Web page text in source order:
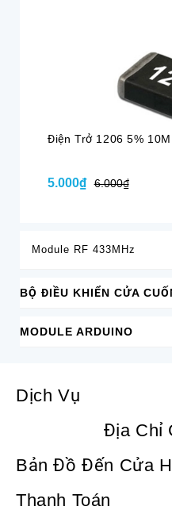
Điện Trở 1206 5%
5.000₫ 6.000₫
Module RF 433MHz
BỘ ĐIỀU KHIỂN CỬA
MODULE ARDUINO
Dịch Vụ
Địa Chỉ
Bản Đồ Đến Cửa
Thanh Toán